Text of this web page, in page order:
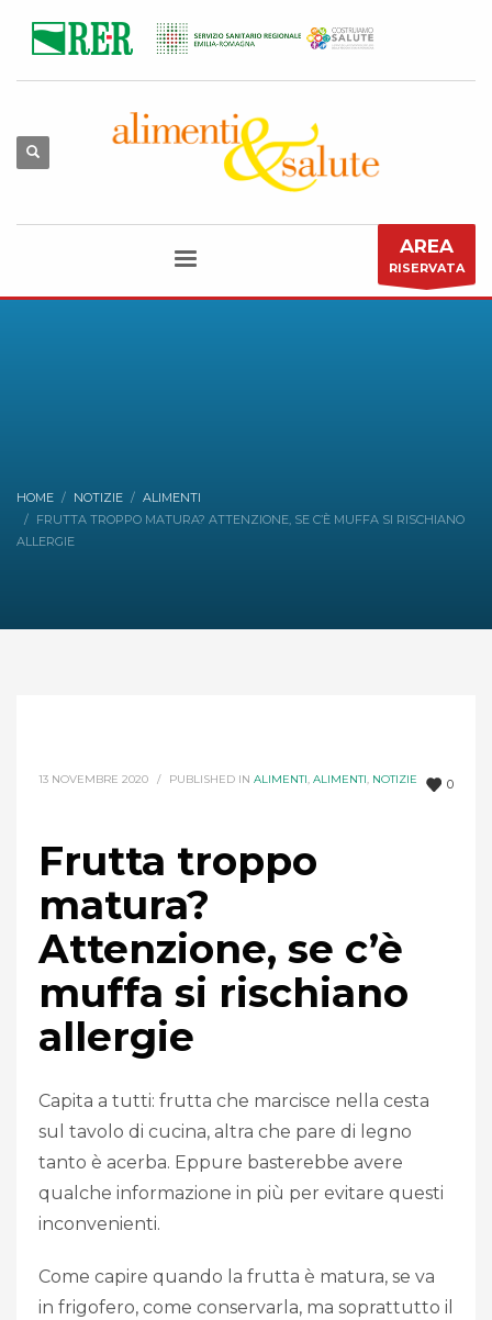
AREA
RISERVATA
HOME NOTIZIE
ALIMENTI
FRUTTA TROPPO MATURA? ATTENZIONE, SE C’È MUFFA SI RISCHIANO
ALLERGIE
0
13 NOVEMBRE 2020 / PUBLISHED IN ALIMENTI, ALIMENTI, NOTIZIE
Frutta troppo
matura?
Attenzione, se c’è
muffa si rischiano
allergie
Capita a tutti: frutta che marcisce nella cesta
sul tavolo di cucina, altra che pare di legno
tanto è acerba. Eppure basterebbe avere
qualche informazione in più per evitare questi
inconvenienti.
Come capire quando la frutta è matura, se va
in frigofero, come conservarla, ma soprattutto il